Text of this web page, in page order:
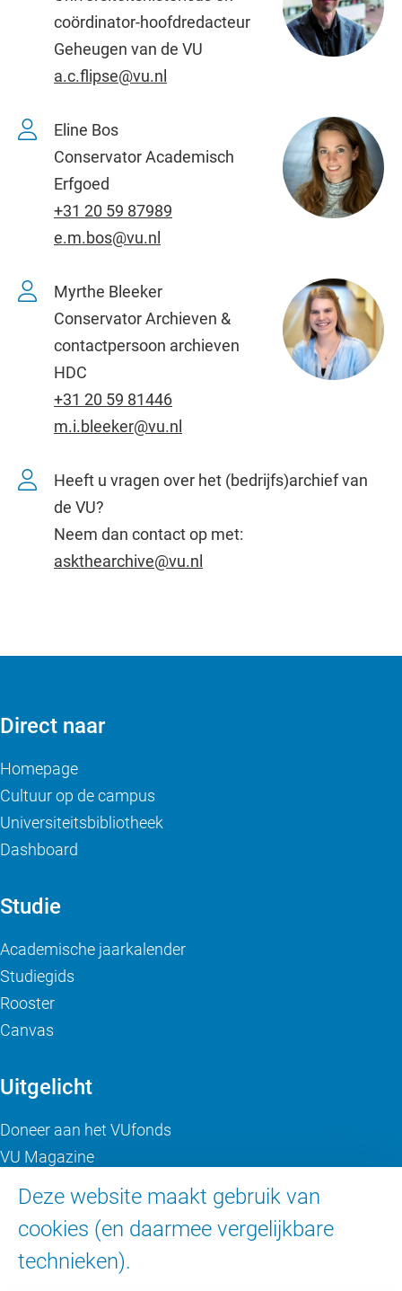
coördinator-hoofdredacteur
Geheugen van de VU
a.c.flipse@vu.nl
Eline Bos
Conservator Academisch
Erfgoed
+31 20 59 87989
e.m.bos@vu.nl
Myrthe Bleeker
Conservator Archieven &
contactpersoon archieven
HDC
+31 20 59 81446
m.i.bleeker@vu.nl
Heeft u vragen over het (bedrijfs)archief van
de VU?
Neem dan contact op met:
askthearchive@vu.nl
Deze website maakt gebruik van
cookies (en daarmee vergelijkbare
technieken).
Direct naar
Homepage
Cultuur op de campus
Universiteitsbibliotheek
Dashboard
Studie
Academische jaarkalender
Studiegids
Rooster
Canvas
Uitgelicht
Doneer aan het VUfonds
VU Magazine
Over de VU